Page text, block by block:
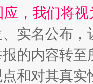
应，我们将
实名公布
的内容转
和对其真实